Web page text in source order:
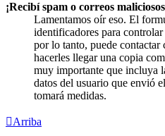
¡Recibí spam o correos
Lamentamos oír eso. El
identificadores para
por lo tanto, puede
hacerles llegar una copia
muy importante que incluya
datos del usuario que envió
tomará medidas.
Arriba